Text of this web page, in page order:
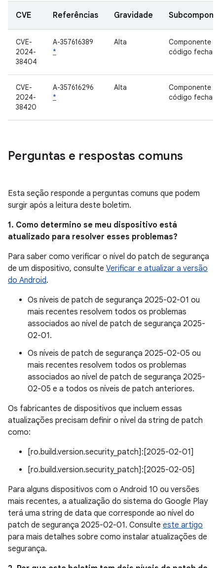
CVE Referências Gravidade
CVE-
2024-
38404
A-357616389
*
Alta
Componente de
código fechado
CVE-
2024-
38420
A-357616296
*
Alta
Componente de
código fechado
Perguntas e respostas comuns
Esta seção responde a perguntas comuns que podem
surgir após a leitura deste boletim.
1. Como determino se meu dispositivo está
atualizado para resolver esses problemas?
Para saber como verificar o nível do patch de segurança
de um dispositivo, consulte Verificar e atualizar a versão
do Android.
Os níveis de patch de segurança 2025-02-01 ou
mais recentes resolvem todos os problemas
associados ao nível de patch de segurança 2025-
02-01.
Os níveis de patch de segurança 2025-02-05 ou
mais recentes resolvem todos os problemas
associados ao nível de patch de segurança 2025-
02-05 e a todos os níveis de patch anteriores.
Os fabricantes de dispositivos que incluem essas
atualizações precisam definir o nível da string de patch
como:
[ro.build.version.security_patch]:[2025-02-01]
[ro.build.version.security_patch]:[2025-02-05]
Para alguns dispositivos com o Android 10 ou versões
mais recentes, a atualização do sistema do Google Play
terá uma string de data que corresponde ao nível do
patch de segurança 2025-02-01. Consulte este artigo
para mais detalhes sobre como instalar atualizações de
segurança.